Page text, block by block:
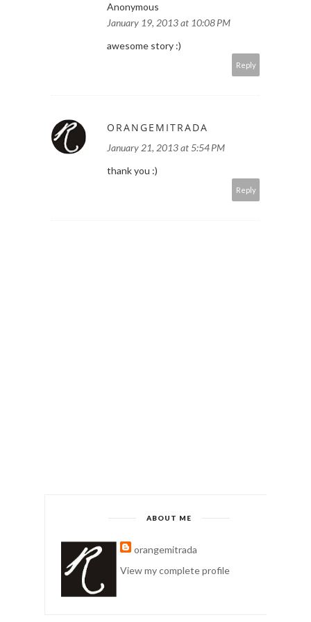
Anonymous
January 19, 2013 at 10:08 PM
awesome story :)
Reply
ORANGEMITRADA
January 21, 2013 at 5:54 PM
thank you :)
Reply
ABOUT ME
orangemitrada
View my complete profile